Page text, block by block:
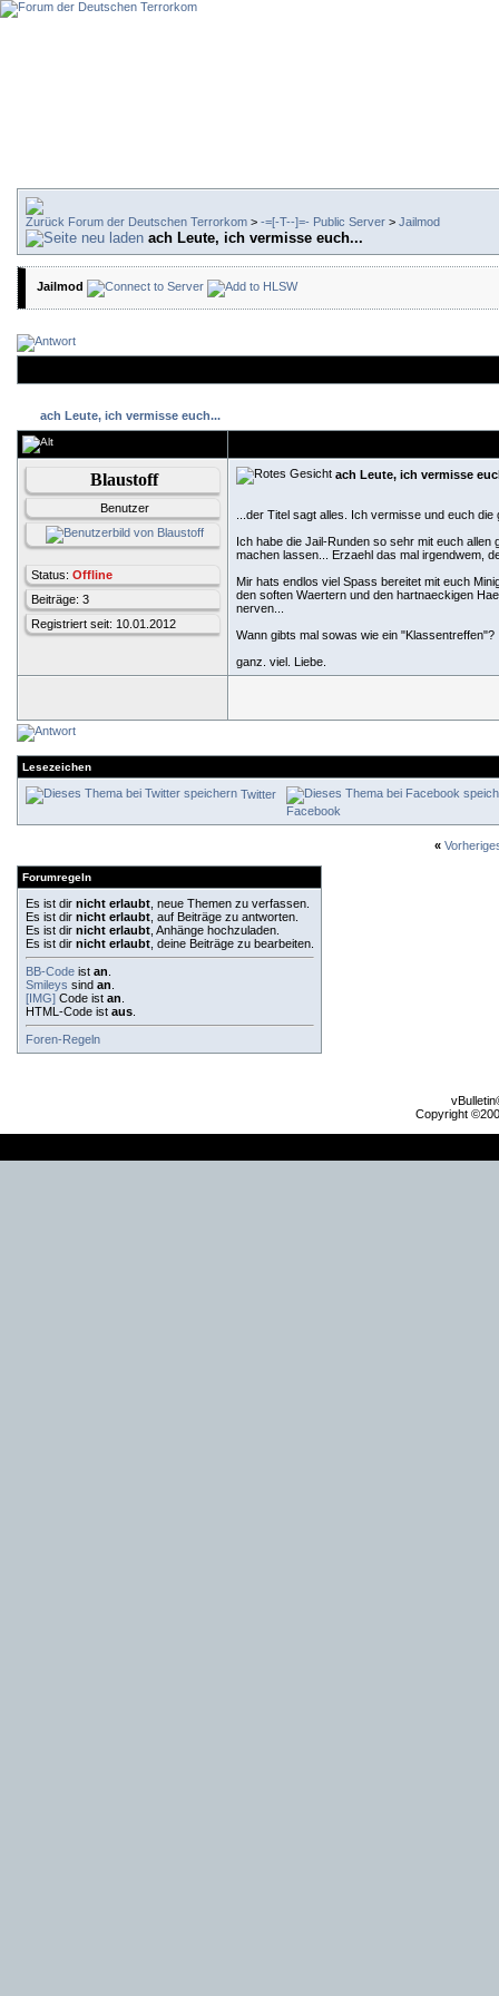
Forum der Deutschen Terrorkom > -=[-T--]=- Public Server > Jailmod
ach Leute, ich vermisse euch...
Jailmod
ach Leute, ich vermisse euch...
Blaustoff
Benutzer
Status: Offline
Beiträge: 3
Registriert seit: 10.01.2012
ach Leute, ich vermisse
...der Titel sagt alles. Ich vermisse und euch
Ich habe die Jail-Runden so sehr mit euch
machen lassen... Erzaehl das mal irgendwem,
Mir hats endlos viel Spass bereitet mit euch
den soften Waertern und den hartnaeckigen
nerven...
Wann gibts mal sowas wie ein "Klassentreffen"?
ganz. viel. Liebe.
Lesezeichen
Twitter
Facebook
«
Forumregeln
Es ist dir nicht erlaubt , neue Themen zu verfassen.
Es ist dir nicht erlaubt , auf Beiträge zu antworten.
Es ist dir nicht erlaubt , Anhänge hochzuladen.
Es ist dir nicht erlaubt , deine Beiträge zu bearbeiten.
BB-Code ist an
Smileys sind an
[IMG] Code ist an
HTML-Code ist aus
Foren-Regeln
Copyright